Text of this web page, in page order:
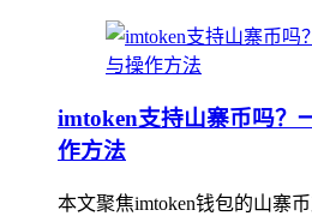
imtoken支持山寨币吗？
作方法
本文聚焦imtoken钱包的山寨